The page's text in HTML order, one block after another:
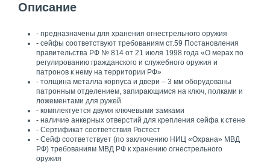
Описание
- предназначены для хранения огнестрельного оружия
- сейфы соответствуют требованиям ст.59 Постановления
правительства РФ № 814 от 21 июля 1998 года «О мерах по
регулированию гражданского и служебного оружия и
патронов к нему на территории РФ»
- толщина металла корпуса и двери – 3 мм оборудованы
патронным отделением, запирающимся на ключ, полками и
ложементами для ружей
- комплектуется двумя ключевыми замками
- наличие анкерных отверстий для крепления сейфа к стене
- Сертификат соответствия Ростест
- Cейф соответствует (по заключению НИЦ «Охрана» МВД
РФ) требованиям МВД РФ к хранению огнестрельного
оружия